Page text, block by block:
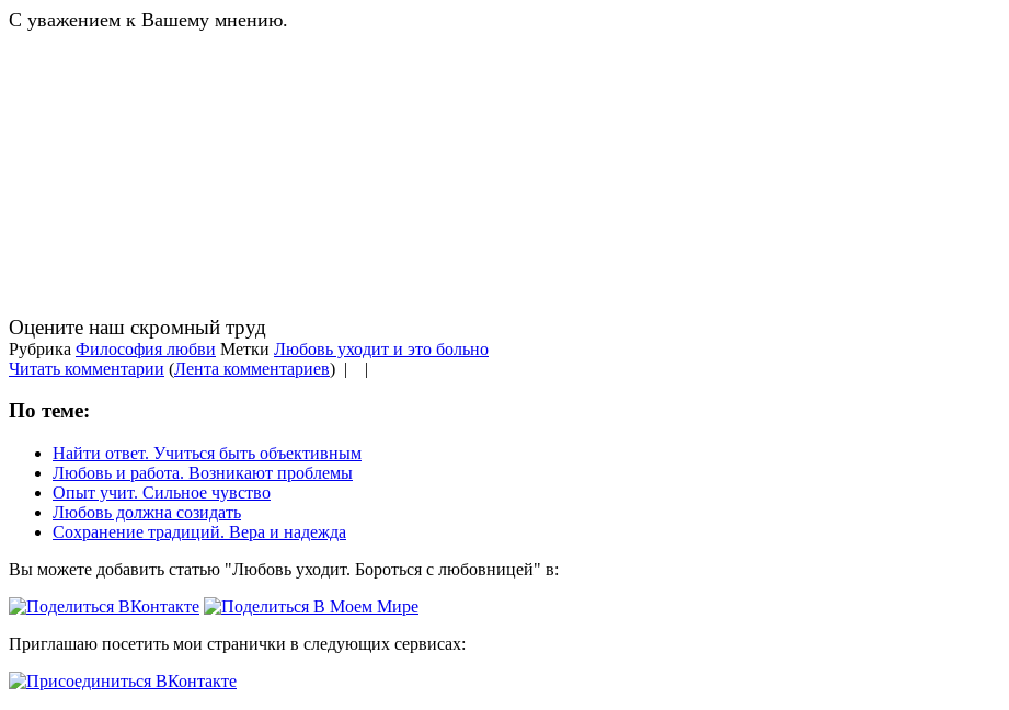
С уважением к Вашему мнению.
Оцените наш скромный труд
Рубрика Философия любви Метки Любовь уходит и это больно
Читать комментарии (Лента комментариев) | |
По теме:
Найти ответ. Учиться быть объективным
Любовь и работа. Возникают проблемы
Опыт учит. Сильное чувство
Любовь должна созидать
Сохранение традиций. Вера и надежда
Вы можете добавить статью "Любовь уходит. Бороться с любовницей" в:
Приглашаю посетить мои странички в следующих сервисах: